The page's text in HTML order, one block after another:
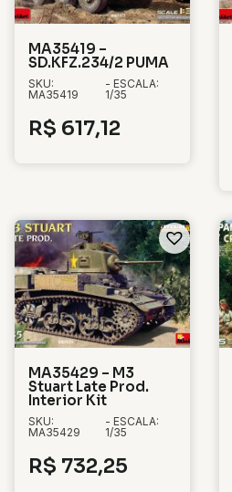
MA35419 –
SD.KFZ.234/2 PUMA
SKU:
MA35419
- ESCALA:
1/35
R$ 617,12
MA35429 – M3
Stuart Late Prod.
Interior Kit
SKU:
MA35429
- ESCALA:
1/35
R$ 732,25